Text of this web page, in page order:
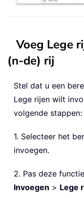
Voeg Lege
(n-de) rij
Stel dat u een
Lege rijen wilt
volgende stappen:
1. Selecteer het
invoegen.
2. Pas deze
Invoegen > Lege